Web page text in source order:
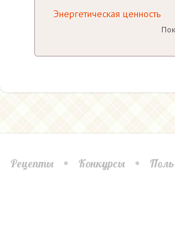
Энергетическая ценность
Рецепты Конкурсы